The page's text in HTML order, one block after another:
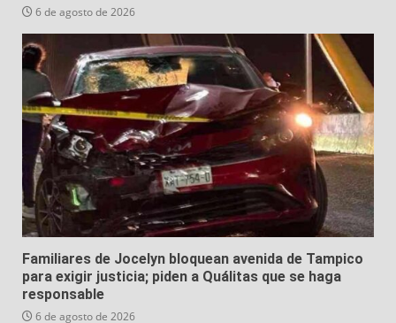
6 de agosto de 2026
Familiares de Jocelyn bloquean avenida de Tampico
para exigir justicia; piden a Quálitas que se haga
responsable
6 de agosto de 2026